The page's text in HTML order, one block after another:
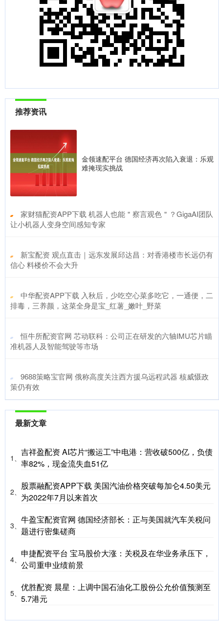
推荐资讯
金领速配平台 德国经济再次陷入衰退：乐观
难掩现实挑战
​家财猫配资APP下载 机器人也能＂察言观色＂？GigaAI团队
让小机器人变身空间感知专家
​新宝配资 观点直击｜远东发展邱达昌：对香港楼市长远仍有
信心 料楼价不会大升
​中华配资APP下载 入秋后，少吃空心菜多吃它，一通便，二
排毒，三养颜，这菜全身是宝_红薯_嫩叶_野菜
​恒牛所配资官网 芯动联科：公司正在研发的六轴IMU芯片瞄
准机器人及智能驾驶等市场
​9688策略宝官网 俄称高度关注西方援乌远程武器 核威慑政
策仍有效
最新文章
1、
吉祥盈配资 AI芯片“搬运工”中电港：营收破500亿，负债
率82%，现金流失血51亿
2、
股票融配资APP下载 美国汽油价格突破每加仑4.50美元
为2022年7月以来首次
3、
牛盈宝配资官网 德国经济部长：正与美国就汽车关税问
题进行密集磋商
4、
申捷配资平台 宝马股价大涨：关税及在华业务承压下，
公司重申业绩前景
5、
优胜配资 晨星：上调中国石油化工股份公允价值预测至
5.7港元